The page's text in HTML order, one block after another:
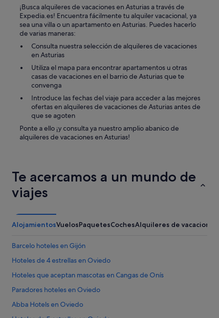
¡Busca alquileres de vacaciones en Asturias a través de
Expedia.es! Encuentra fácilmente tu alquiler vacacional, ya
sea una villa o un apartamento en Asturias. Puedes hacerlo
de varias maneras:
Consulta nuestra selección de alquileres de vacaciones
en Asturias
Utiliza el mapa para encontrar apartamentos u otras
casas de vacaciones en el barrio de Asturias que te
convenga
Introduce las fechas del viaje para acceder a las mejores
ofertas en alquileres de vacaciones de Asturias antes de
que se agoten
Ponte a ello ¡y consulta ya nuestro amplio abanico de
alquileres de vacaciones en Asturias!
Te acercamos a un mundo de
viajes
AlojamientosVuelosPaquetesCochesAlquileres de vacaciones
Barcelo hoteles en Gijón
Hoteles de 4 estrellas en Oviedo
Hoteles que aceptan mascotas en Cangas de Onís
Paradores hoteles en Oviedo
Abba Hotels en Oviedo